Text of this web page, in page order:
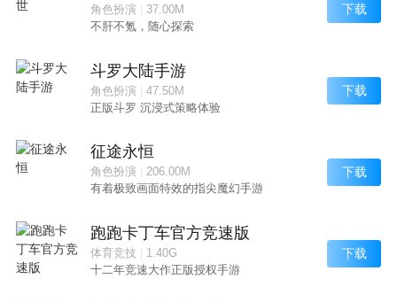
角色扮演| 37.00M
不肝不氪，随心探索
下载
斗罗大陆手游
角色扮演| 47.50M
正版斗罗 沉浸式策略体验
下载
征途永恒
角色扮演| 206.00M
有着极致画面特效的指尖魔幻手游
下载
跑跑卡丁车官方竞速版
体育竞技
1.40G
十二年竞速大作正版授权手游
下载